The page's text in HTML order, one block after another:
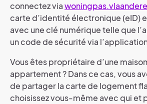
connectez via
carte d’identité électronique (eID)
avec une clé numérique telle que
un code de sécurité via
Vous êtes propriétaire d’une
appartement ? Dans ce cas, vous
de partager la carte de logement
choisissez vous-même avec qui et